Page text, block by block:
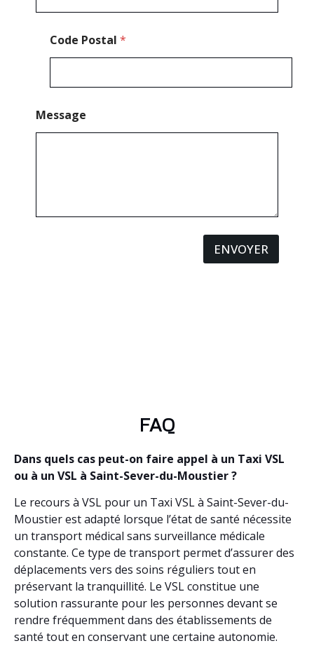
e
Code Postal *
Message
ENVOYER
FAQ
Dans quels cas peut-on faire appel à un Taxi VSL
ou à un VSL à Saint-Sever-du-Moustier ?
Le recours à VSL pour un Taxi VSL à Saint-Sever-du-
Moustier est adapté lorsque l’état de santé nécessite
un transport médical sans surveillance médicale
constante. Ce type de transport permet d’assurer des
déplacements vers des soins réguliers tout en
préservant la tranquillité. Le VSL constitue une
solution rassurante pour les personnes devant se
rendre fréquemment dans des établissements de
santé tout en conservant une certaine autonomie.